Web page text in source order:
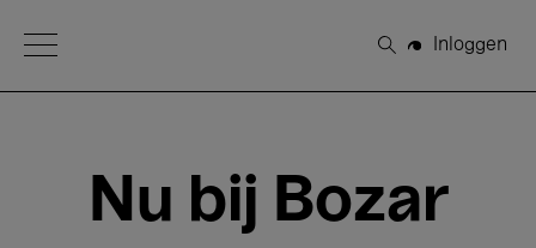
Open Menu
Zoeken
Inloggen
Nu bij Bozar